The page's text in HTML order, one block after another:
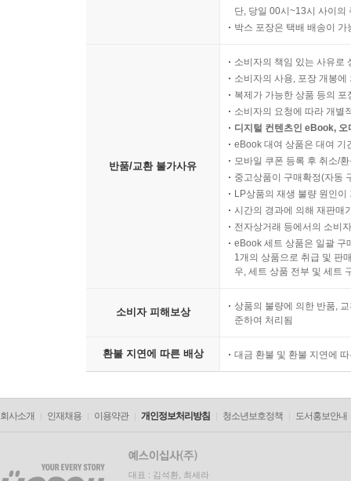
단, 당일 00시~13시 사이의
박스 포장은 택배 배송이
반품/교환 불가사유
소비자의 책임 있는 사유로
소비자의 사용, 포장 개봉
복제가 가능한 상품 등의
소비자의 요청에 따라 개별
디지털 컨텐츠인 eBook,
eBook 대여 상품은 대여 기
모바일 쿠폰 등록 후 취소/
중고상품이 구매확정(자동
LP상품의 재생 불량 원인
시간의 경과에 의해 재판매
전자상거래 등에서의 소비
eBook 세트 상품은 일괄 구
1개의 상품으로 취급 및 판
우, 세트 상품 전부 및 세트
소비자 피해보상
상품의 불량에 의한 반품,
준하여 처리됨
환불 지연에 따른 배상 대금 환불 및 환불 지연에
회사소개 인재채용 이용약관 개인정보처리방침 청소년보호정책 도서홍보안내
대표 : 김석환, 최세라